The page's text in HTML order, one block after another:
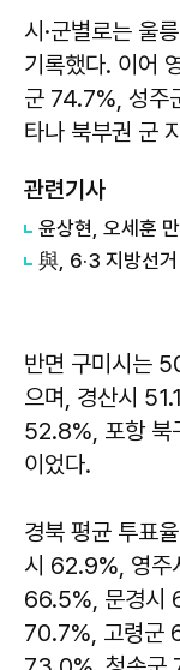
시·군별로는 울
기록했다. 이어
군 74.7%, 성주
타나 북부권 군
관련기사
윤상현, 오세훈
반면 구미시는
으며, 경산시
52.8%, 포항
이었다.
경북 평균 투표
시 62.9%, 영주
66.5%, 문경시
70.7%, 고령군